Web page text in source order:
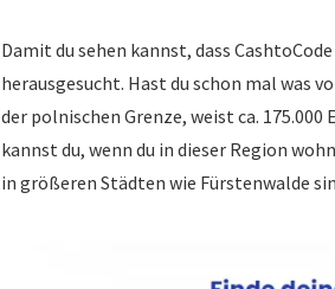
Damit du sehen kannst, dass
herausgesucht. Hast du schon mal was
der polnischen Grenze, weist ca.
kannst du, wenn du in dieser Region
in größeren Städten wie Fürstenwalde